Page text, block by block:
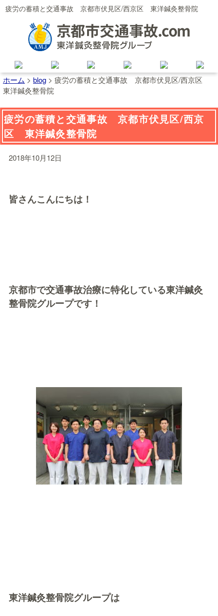
疲労の蓄積と交通事故 京都市伏見区/西京区 東洋鍼灸整骨院
ホーム > blog > 疲労の蓄積と交通事故 京都市伏見区/西京区
東洋鍼灸整骨院
疲労の蓄積と交通事故 京都市伏見区/西京
区 東洋鍼灸整骨院
2018年10月12日
皆さんこんにちは！
京都市で交通事故治療に特化している東洋鍼灸
整骨院グループです！
東洋鍼灸整骨院グループは